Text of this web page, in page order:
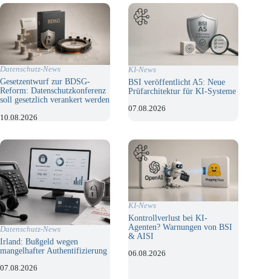
Datenschutz-News
Gesetzentwurf zur BDSG-
Reform: Datenschutzkonferenz
soll gesetzlich verankert werden
10.08.2026
KI-News
BSI veröffentlicht A5: Neue
Prüfarchitektur für KI-Systeme
07.08.2026
Datenschutz-News
Irland: Bußgeld wegen
mangelhafter Authentifizierung
07.08.2026
KI-News
Kontrollverlust bei KI-
Agenten? Warnungen von BSI
& AISI
06.08.2026